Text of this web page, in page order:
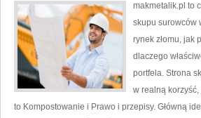
makmetalik.pl to
skupu surowców
rynek złomu, jak
dlaczego
portfela. Strona
w realną
to Kompostowanie i Prawo i przepisy. Główną